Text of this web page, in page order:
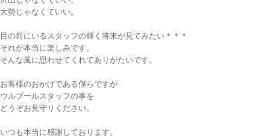
大勢じゃなくていい。
目の前にいるスタッフの輝く将来が見てみたい＊＊＊
それが本当に楽しみです。
そんな風に思わせてくれてありがたいです。
お客様のおかげである僕らですが
ウルプールスタッフの事を
どうぞお見守りください。
いつも本当に感謝しております。